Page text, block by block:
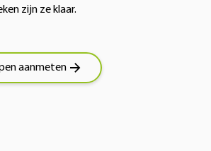
zijn ze klaar.
aanmeten